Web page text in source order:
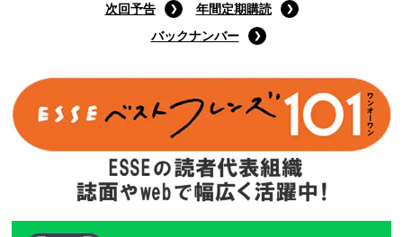
次回予告
年間定期購読
バックナンバー